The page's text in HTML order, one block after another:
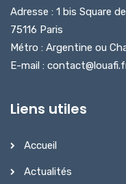
Adresse : 1 bis Square
75116 Paris
Métro : Argentine ou
E-mail :
Liens utiles
Accueil
Actualités